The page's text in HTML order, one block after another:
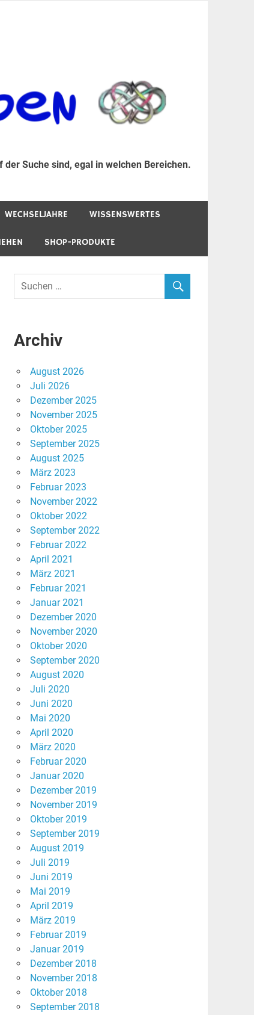
Suche sind, egal in welchen Bereichen.
WECHSELJAHRE WISSENSWERTES
SHOP-PRODUKTE
Archiv
August 2026
Juli 2026
Dezember 2025
November 2025
Oktober 2025
September 2025
August 2025
März 2023
Februar 2023
November 2022
Oktober 2022
September 2022
Februar 2022
April 2021
März 2021
Februar 2021
Januar 2021
Dezember 2020
November 2020
Oktober 2020
September 2020
August 2020
Juli 2020
Juni 2020
Mai 2020
April 2020
März 2020
Februar 2020
Januar 2020
Dezember 2019
November 2019
Oktober 2019
September 2019
August 2019
Juli 2019
Juni 2019
Mai 2019
April 2019
März 2019
Februar 2019
Januar 2019
Dezember 2018
November 2018
Oktober 2018
September 2018